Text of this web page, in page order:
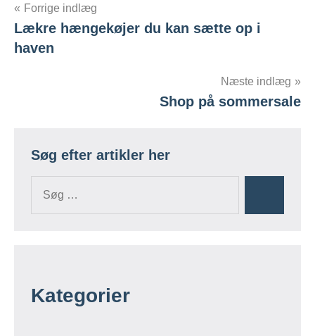
Indlægsnavigation
Forrige indlæg
Lækre hængekøjer du kan sætte op i
haven
Næste indlæg
Shop på sommersale
Søg efter artikler her
Kategorier